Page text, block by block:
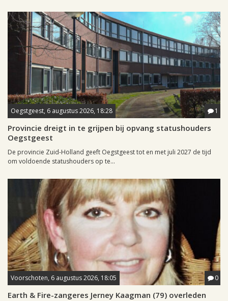
Oegstgeest, 6 augustus 2026, 18:28 1
Provincie dreigt in te grijpen bij opvang statushouders
Oegstgeest
De provincie Zuid-Holland geeft Oegstgeest tot en met juli 2027 de tijd
om voldoende statushouders op te...
Voorschoten, 6 augustus 2026, 18:05 0
Earth & Fire-zangeres Jerney Kaagman (79) overleden